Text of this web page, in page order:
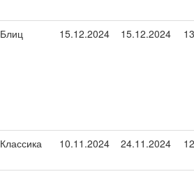
Блиц 15.12.2024 15.12.2024 13
Классика 10.11.2024 24.11.2024 12